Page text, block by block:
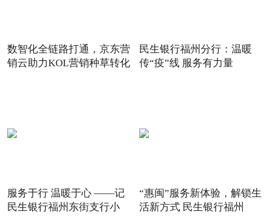
数智化全链路打通，京东营
销云助力KOL营销种草转化
民生银行福州分行：温暖
传“疫”线 服务有力量
服务于行 温暖于心 ——记
民生银行福州东街支行小
“惠闽”服务新体验，解锁生
活新方式 民生银行福州